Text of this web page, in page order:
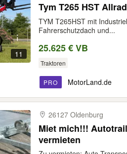
11
Tym T265 HST
TYM T265HST mit
Fahrerschutzdach und...
25.625 € VB
Traktoren
PRO MotorLand.de
26127 Oldenburg
Miet mich!!!
vermieten